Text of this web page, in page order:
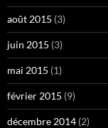
août 2015 (3)
juin 2015 (3)
mai 2015 (1)
février 2015 (9)
décembre 2014 (2)